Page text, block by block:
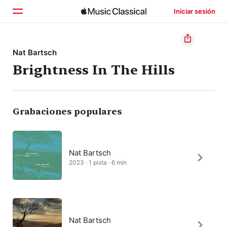
Iniciar sesión
Inicio
Explorar
Buscar
Nat Bartsch
Brightness In The Hills
Grabaciones populares
Nat Bartsch
2023 · 1 pista · 6 min
Nat Bartsch